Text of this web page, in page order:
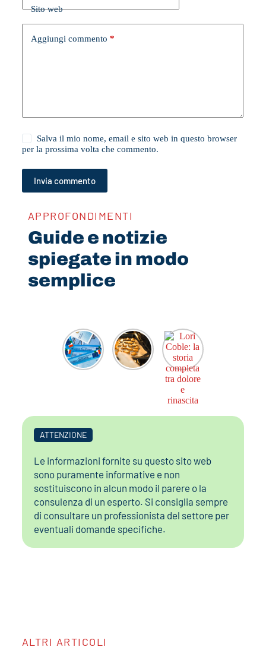
Sito web
Aggiungi commento *
Salva il mio nome, email e sito web in questo browser
per la prossima volta che commento.
Invia commento
APPROFONDIMENTI
Guide e notizie
spiegate in modo
semplice
ATTENZIONE
Le informazioni fornite su questo sito web
sono puramente informative e non
sostituiscono in alcun modo il parere o la
consulenza di un esperto. Si consiglia sempre
di consultare un professionista del settore per
eventuali domande specifiche.
ALTRI ARTICOLI